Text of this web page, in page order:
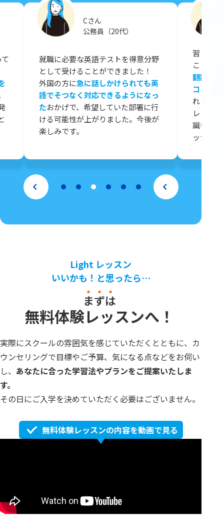
Cさん
公務員（20代）
就職に必要な英語テストを得意分野
として受けることができました！
外国の方に急に話しかけられても英
語でそつなく対応できるようになっ
たおかげで、希望していた部署に行
ける可能性が上がりました。今後が
楽しみです。
習った
ことが
翻訳ツ
コミュ
れしか
レッス
識も学
ッシュ
Light レッスン
いいかも！と思ったら…
まずは
無料体験レッスンへ！
実際にスクールの雰囲気を感じていただくとともに、カ
ウンセリングで目標やご予算、 気になる点などをお伺い
し、 あなたに合った学習法やプランをご提案いたしま
す。
その日にご入学を決めていただく必要はございません。
無料体験レッスンの内容を動画で見る